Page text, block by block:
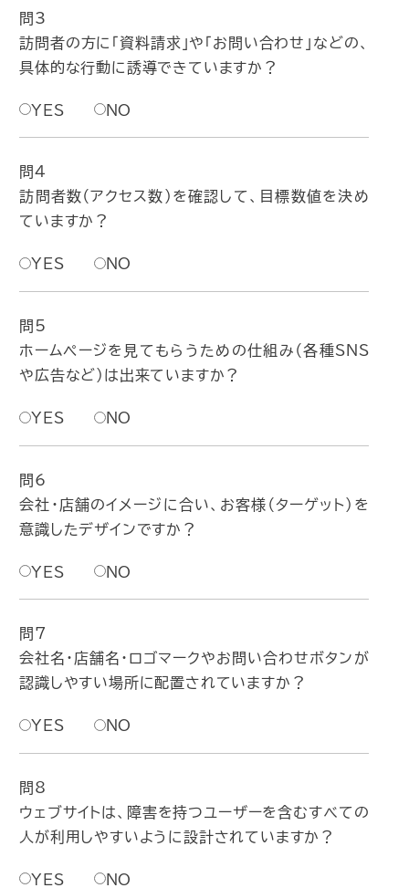
問3
訪問者の方に「資料請求」や「お問い合わせ」などの、
具体的な行動に誘導できていますか？
YES NO
問4
訪問者数（アクセス数）を確認して、目標数値を決め
ていますか？
YES NO
問5
ホームページを見てもらうための仕組み（各種SNS
や広告など）は出来ていますか？
YES NO
問6
会社・店舗のイメージに合い、お客様（ターゲット）を
意識したデザインですか？
YES NO
問7
会社名・店舗名・ロゴマークやお問い合わせボタンが
認識しやすい場所に配置されていますか？
YES NO
問8
ウェブサイトは、障害を持つユーザーを含むすべての
人が利用しやすいように設計されていますか？
YES NO